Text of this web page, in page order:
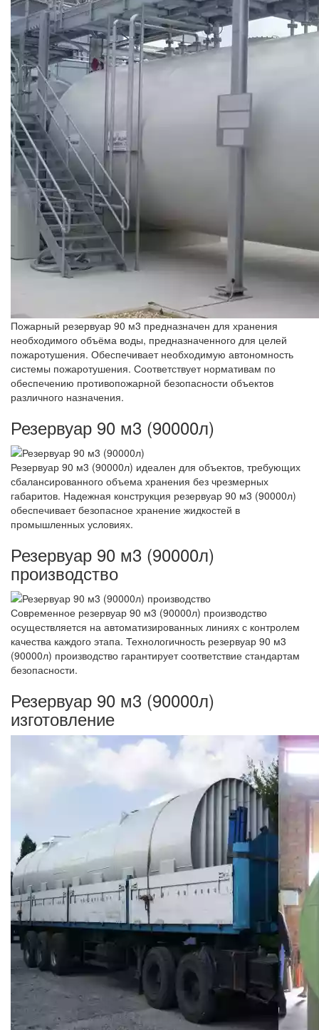
Пожарный резервуар 90 м3 предназначен для хранения
необходимого объёма воды, предназначенного для целей
пожаротушения. Обеспечивает необходимую автономность
системы пожаротушения. Соответствует нормативам по
обеспечению противопожарной безопасности объектов
различного назначения.
Резервуар 90 м3 (90000л)
Резервуар 90 м3 (90000л) идеален для объектов, требующих
сбалансированного объема хранения без чрезмерных
габаритов. Надежная конструкция резервуар 90 м3 (90000л)
обеспечивает безопасное хранение жидкостей в
промышленных условиях.
Резервуар 90 м3 (90000л)
производство
Современное резервуар 90 м3 (90000л) производство
осуществляется на автоматизированных линиях с контролем
качества каждого этапа. Технологичность резервуар 90 м3
(90000л) производство гарантирует соответствие стандартам
безопасности.
Резервуар 90 м3 (90000л)
изготовление